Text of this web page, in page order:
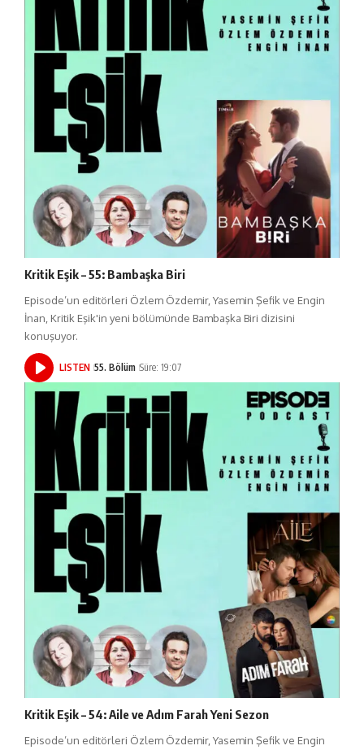
Kritik Eşik – 55: Bambaşka Biri
Episode’un editörleri Özlem Özdemir, Yasemin Şefik ve Engin
İnan, Kritik Eşik'in yeni bölümünde Bambaşka Biri dizisini
konuşuyor.
LISTEN 55. Bölüm Süre: 19:07
Kritik Eşik – 54: Aile ve Adım Farah Yeni Sezon
Episode’un editörleri Özlem Özdemir, Yasemin Şefik ve Engin